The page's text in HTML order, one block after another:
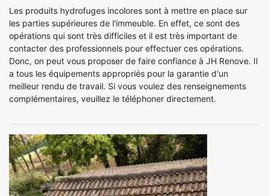
Les produits hydrofuges incolores sont à mettre en place sur
les parties supérieures de l'immeuble. En effet, ce sont des
opérations qui sont très difficiles et il est très important de
contacter des professionnels pour effectuer ces opérations.
Donc, on peut vous proposer de faire confiance à JH Renove. Il
a tous les équipements appropriés pour la garantie d'un
meilleur rendu de travail. Si vous voulez des renseignements
complémentaires, veuillez le téléphoner directement.